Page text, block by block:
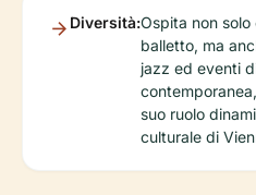
Diversità:Ospita non solo
balletto, ma
jazz ed eventi
suo ruolo
culturale di